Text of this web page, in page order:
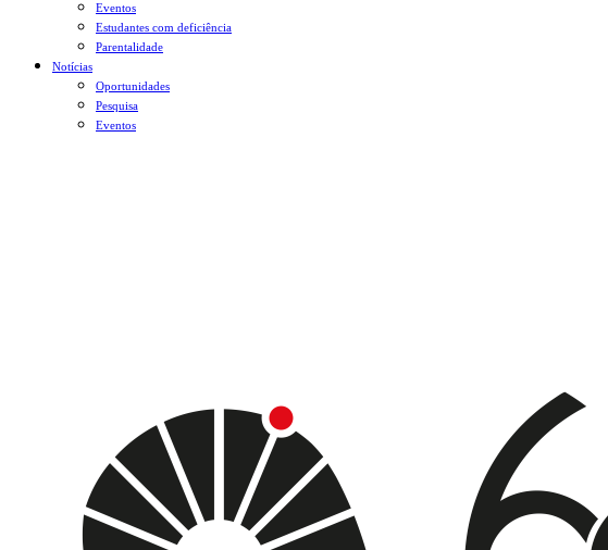
Eventos
Estudantes com deficiência
Parentalidade
Notícias
Oportunidades
Pesquisa
Eventos